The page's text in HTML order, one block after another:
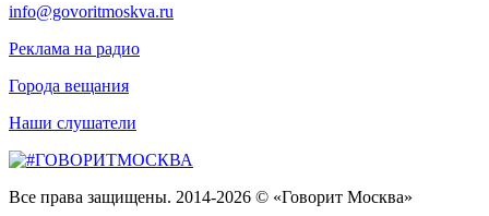
info@govoritmoskva.ru
Реклама на радио
Города вещания
Наши слушатели
Все права защищены. 2014-2026 © «Говорит Москва»